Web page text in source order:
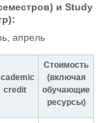
и Study
апрель
credit
Стоимость
(включая
обучающие
ресурсы)